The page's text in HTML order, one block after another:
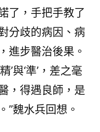
了，手把手教了
分歧的病因、病
進步醫治後果。
’與‘準’，差之毫
，得遇良師，是
”魏水兵回想。